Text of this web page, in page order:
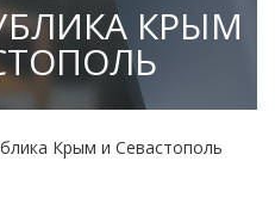
КРЫМ
Крым и Севастополь